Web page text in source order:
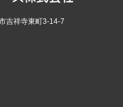
吉祥寺東町3-14-7